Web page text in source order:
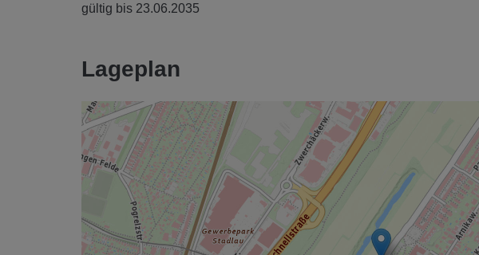
gültig bis 23.06.2035
Lageplan